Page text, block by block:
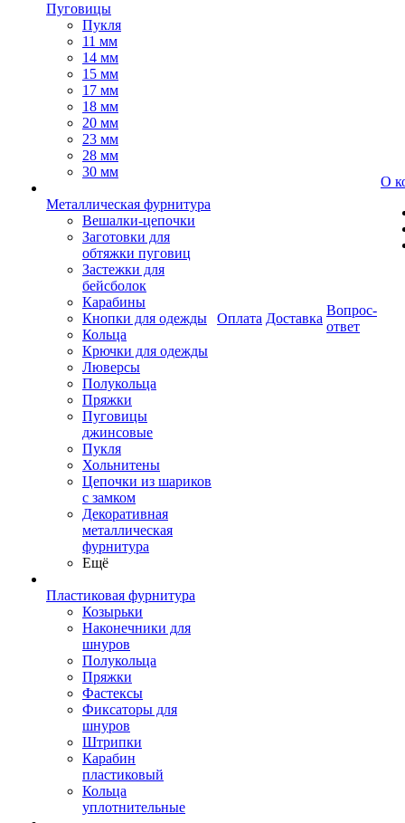
Пуговицы
Пукля
11 мм
14 мм
15 мм
17 мм
18 мм
20 мм
23 мм
28 мм
30 мм
Металлическая фурнитура
Вешалки-цепочки
Заготовки для
обтяжки пуговиц
Застежки для
бейсболок
Карабины
Кнопки для одежды
Кольца
Крючки для одежды
Люверсы
Полукольца
Пряжки
Пуговицы
джинсовые
Пукля
Хольнитены
Цепочки из шариков
с замком
Декоративная
металлическая
фурнитура
Ещё
Пластиковая фурнитура
Козырьки
Наконечники для
шнуров
Полукольца
Пряжки
Фастексы
Фиксаторы для
шнуров
Штрипки
Карабин
пластиковый
Кольца
уплотнительные
Оплата Доставка
Вопрос-
ответ
О